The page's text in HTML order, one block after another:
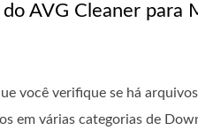
AVG Cleaner para
você verifique se há
em várias categorias de